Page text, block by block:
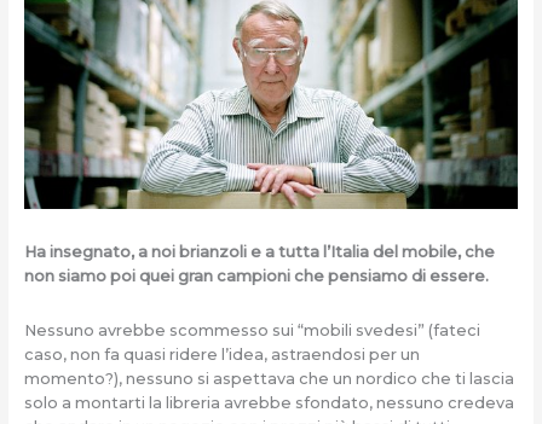
Ha insegnato, a noi brianzoli e a tutta l’Italia del mobile, che
non siamo poi quei gran campioni che pensiamo di essere.
Nessuno avrebbe scommesso sui “mobili svedesi” (fateci
caso, non fa quasi ridere l’idea, astraendosi per un
momento?), nessuno si aspettava che un nordico che ti lascia
solo a montarti la libreria avrebbe sfondato, nessuno credeva